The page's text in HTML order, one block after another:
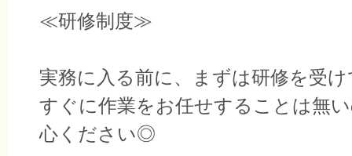
≪研修制度≫
実務に入る前に、まずは研修を受
すぐに作業をお任せすることは無
心ください◎